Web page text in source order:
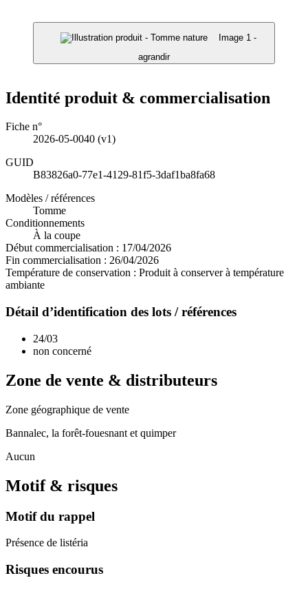
Image 1 -
agrandir
Identité produit & commercialisation
Fiche n°
2026-05-0040 (v1)
GUID
B83826a0-77e1-4129-81f5-3daf1ba8fa68
Modèles / références
Tomme
Conditionnements
À la coupe
Début commercialisation : 17/04/2026
Fin commercialisation : 26/04/2026
Température de conservation : Produit à conserver à température
ambiante
Détail d’identification des lots / références
24/03
non concerné
Zone de vente & distributeurs
Zone géographique de vente
Bannalec, la forêt-fouesnant et quimper
Aucun
Motif & risques
Motif du rappel
Présence de listéria
Risques encourus